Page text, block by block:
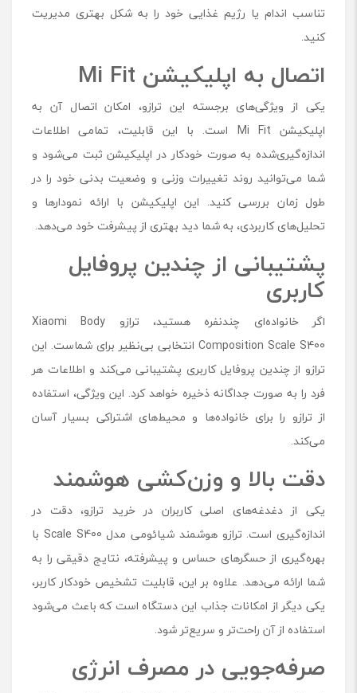
تناسب اندام یا رژیم غذایی خود را به شکل بهتری مدیریت
کنید.
اتصال به اپلیکیشن Mi Fit
یکی از ویژگی‌های برجسته این ترازو، امکان اتصال آن به
اپلیکیشن Mi Fit است. با این قابلیت، تمامی اطلاعات
اندازه‌گیری‌شده به ‌صورت خودکار در اپلیکیشن ثبت می‌شود و
شما می‌توانید روند تغییرات وزنی و وضعیت بدنی خود را در
طول زمان بررسی کنید. این اپلیکیشن با ارائه نمودارها و
تحلیل‌های کاربردی، به شما دید بهتری از پیشرفت خود می‌دهد.
پشتیبانی از چندین پروفایل
کاربری
اگر خانواده‌ای چندنفره هستید، ترازو Xiaomi Body
Composition Scale S400 انتخابی بی‌نظیر برای شماست. این
ترازو از چندین پروفایل کاربری پشتیبانی می‌کند و اطلاعات هر
فرد را به ‌صورت جداگانه ذخیره خواهد کرد. این ویژگی، استفاده
از ترازو را برای خانواده‌ها و محیط‌های اشتراکی بسیار آسان
می‌کند.
دقت بالا و وزن‌کشی هوشمند
یکی از دغدغه‌های اصلی کاربران در خرید ترازو، دقت در
اندازه‌گیری است. ترازو هوشمند شیائومی مدل Scale S400 با
بهره‌گیری از حسگرهای حساس و پیشرفته، نتایج دقیقی را به
شما ارائه می‌دهد. علاوه بر این، قابلیت تشخیص خودکار کاربر،
یکی دیگر از امکانات جذاب این دستگاه است که باعث می‌شود
استفاده از آن راحت‌تر و سریع‌تر شود.
صرفه‌جویی در مصرف انرژی